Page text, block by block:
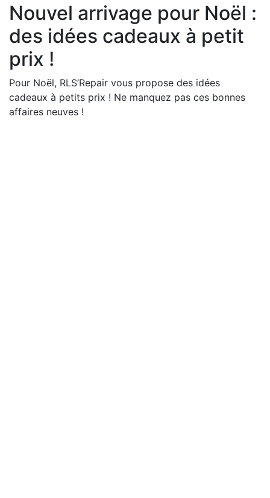
Nouvel arrivage pour Noël :
des idées cadeaux à petit
prix !
Pour Noël, RLS’Repair vous propose des idées
cadeaux à petits prix ! Ne manquez pas ces bonnes
affaires neuves !